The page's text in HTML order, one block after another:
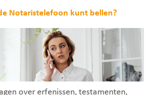
Notaristelefoon kunt bellen?
over erfenissen, testamenten,